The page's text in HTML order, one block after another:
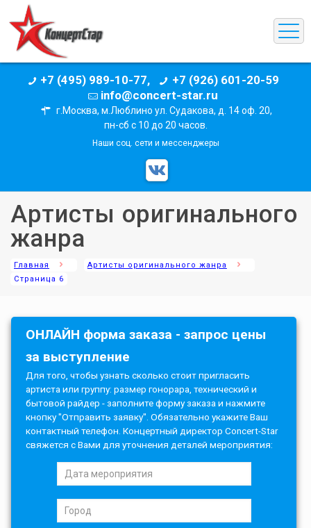
+7 (495) 989-10-77,
+7 (926) 601-20-59
info@concert-star.ru
г.Москва, м.Люблино ул. Судакова, д. 14 оф. 20,
пн-сб с 10 до 20 часов.
Наши соц. сети и мессенджеры
Артисты оригинального
жанра
Главная
Артисты оригинального жанра
Страница 6
ОНЛАЙН форма заказа - запрос цены
за выступление
Для того, чтобы узнать сколько стоит пригласить
артиста или группу: размер гонорара, технический и
бытовой райдер - заполните форму заказа и нажмите
кнопку "Отправить заявку". Обязательно укажите Ваш
контактный телефон. Концертный директор Concert-Star
свяжется с Вами для уточнения деталей мероприятия: